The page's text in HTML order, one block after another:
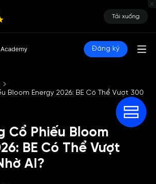
Tải xuống
Đăng ký
Bloom Energy 2026: BE Có Thể Vượt 300
Cổ Phiếu Bloom
BE Có Thể Vượt
AI?